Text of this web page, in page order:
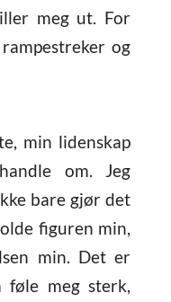
meg ut. For
og
min lidenskap
om. Jeg
bare gjør det
figuren min,
min. Det er
meg sterk,